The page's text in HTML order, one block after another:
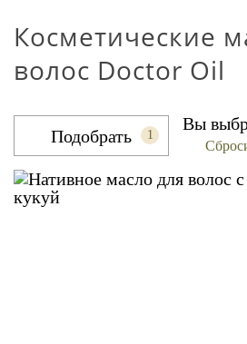
Косметические
волос Doctor Oil
Подобрать 1
Вы